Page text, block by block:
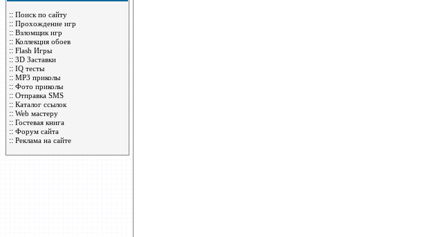
:: Поиск по сайту
:: Прохождение игр
:: Взломщик игр
:: Коллекция обоев
:: Flash Игры
:: 3D Заставки
:: IQ тесты
:: MP3 приколы
:: Фото приколы
:: Отправка SMS
:: Каталог ссылок
:: Web мастеру
:: Гостевая книга
:: Форум сайта
:: Реклама на сайте